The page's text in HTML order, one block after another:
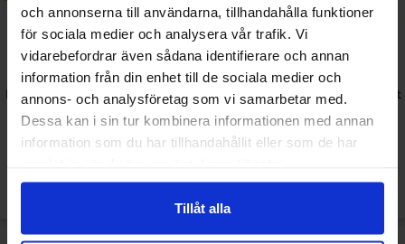
och annonserna till användarna, tillhandahålla funktioner
för sociala medier och analysera vår trafik. Vi
vidarebefordrar även sådana identifierare och annan
information från din enhet till de sociala medier och
annons- och analysföretag som vi samarbetar med.
Dessa kan i sin tur kombinera informationen med annan
information som du har tillhandahållit eller som de har
Tillåt alla
Fanta Zero Orange 33cl x 20st Fanta Green Apple 33cl x 12st